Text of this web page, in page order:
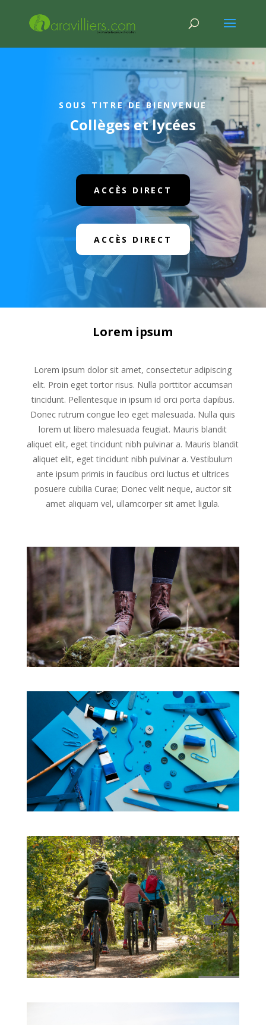
SOUS TITRE DE BIENVENUE
Collèges et lycées
ACCÈS DIRECT
ACCÈS DIRECT
Lorem ipsum
Lorem ipsum dolor sit amet, consectetur adipiscing
elit. Proin eget tortor risus. Nulla porttitor accumsan
tincidunt. Pellentesque in ipsum id orci porta dapibus.
Donec rutrum congue leo eget malesuada. Nulla quis
lorem ut libero malesuada feugiat. Mauris blandit
aliquet elit, eget tincidunt nibh pulvinar a. Mauris blandit
aliquet elit, eget tincidunt nibh pulvinar a. Vestibulum
ante ipsum primis in faucibus orci luctus et ultrices
posuere cubilia Curae; Donec velit neque, auctor sit
amet aliquam vel, ullamcorper sit amet ligula.